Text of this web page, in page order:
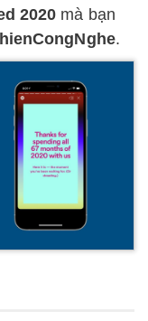
2020 mà bạn
.